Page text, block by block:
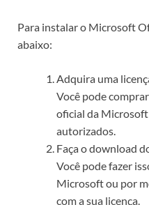
Para instalar o Microsoft
abaixo:
Adquira uma
Você pode
oficial da
autorizados.
Faça o download
Você pode fazer
Microsoft ou por
com a sua licença.